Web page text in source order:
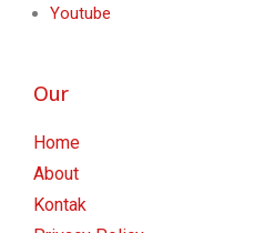
Youtube
Our
Home
About
Kontak